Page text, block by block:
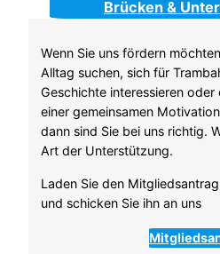
Brücken &
Wenn Sie uns fördern
Alltag suchen, sich für
Geschichte interessieren
einer gemeinsamen
dann sind Sie bei uns richtig.
Art der Unterstützung.
Laden Sie den
und schicken Sie ihn an uns